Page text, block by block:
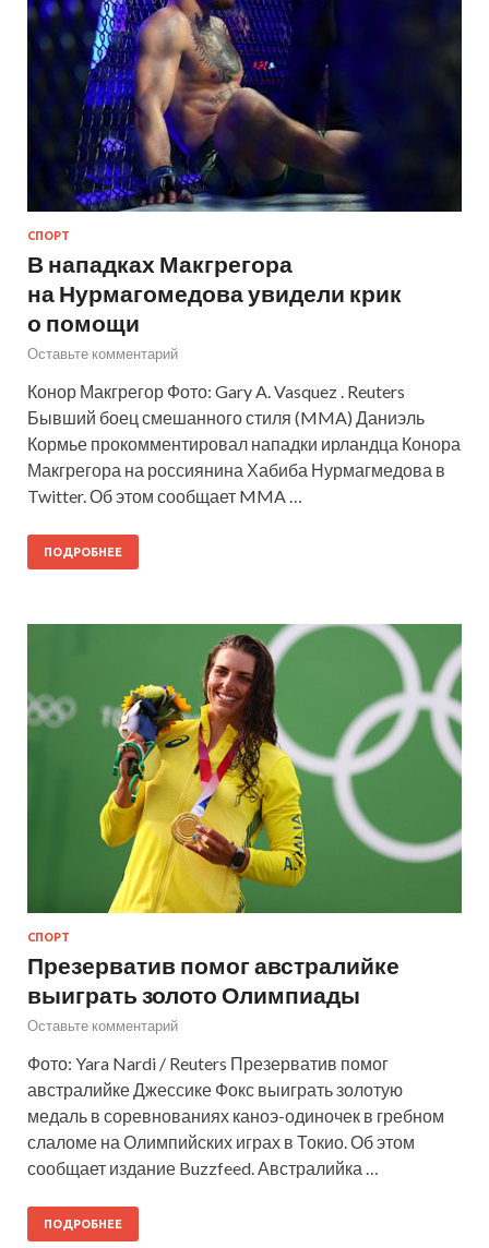
СПОРТ
В нападках Макгрегора
на Нурмагомедова увидели крик
о помощи
Оставьте комментарий
Конор Макгрегор Фото: Gary A. Vasquez . Reuters
Бывший боец смешанного стиля (MMA) Даниэль
Кормье прокомментировал нападки ирландца Конора
Макгрегора на россиянина Хабиба Нурмагмедова в
Twitter. Об этом сообщает MMA …
ПОДРОБНЕЕ
СПОРТ
Презерватив помог австралийке
выиграть золото Олимпиады
Оставьте комментарий
Фото: Yara Nardi / Reuters Презерватив помог
австралийке Джессике Фокс выиграть золотую
медаль в соревнованиях каноэ-одиночек в гребном
слаломе на Олимпийских играх в Токио. Об этом
сообщает издание Buzzfeed. Австралийка …
ПОДРОБНЕЕ